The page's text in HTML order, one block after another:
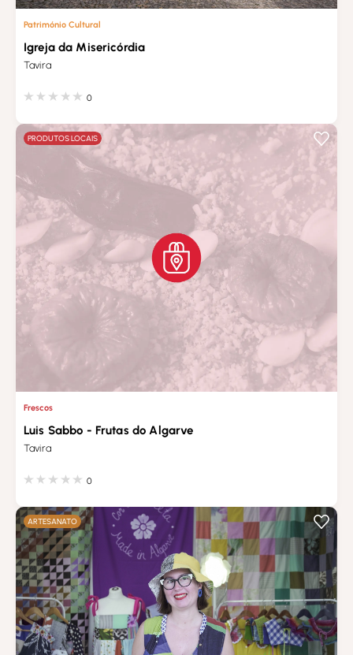
Património Cultural
Igreja da Misericórdia
Tavira
0
PRODUTOS LOCAIS
Frescos
Luis Sabbo - Frutas do Algarve
Tavira
0
ARTESANATO